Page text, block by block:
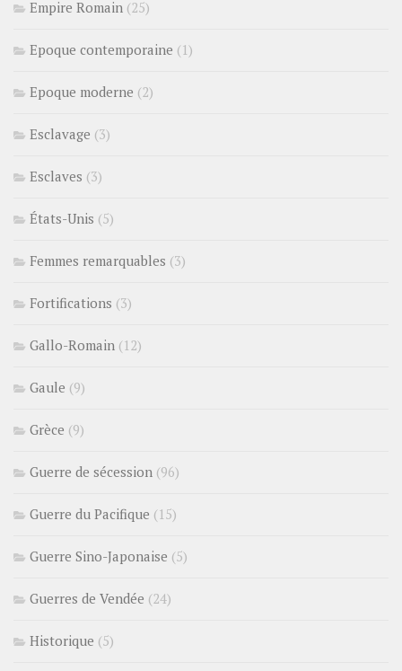
Empire Romain (25)
Epoque contemporaine (1)
Epoque moderne (2)
Esclavage (3)
Esclaves (3)
États-Unis (5)
Femmes remarquables (3)
Fortifications (3)
Gallo-Romain (12)
Gaule (9)
Grèce (9)
Guerre de sécession (96)
Guerre du Pacifique (15)
Guerre Sino-Japonaise (5)
Guerres de Vendée (24)
Historique (5)